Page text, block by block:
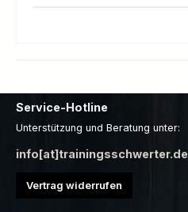
Service-Hotline
Unterstützung und Beratung unter:
info[at]trainingsschwerter.de
Vertrag widerrufen